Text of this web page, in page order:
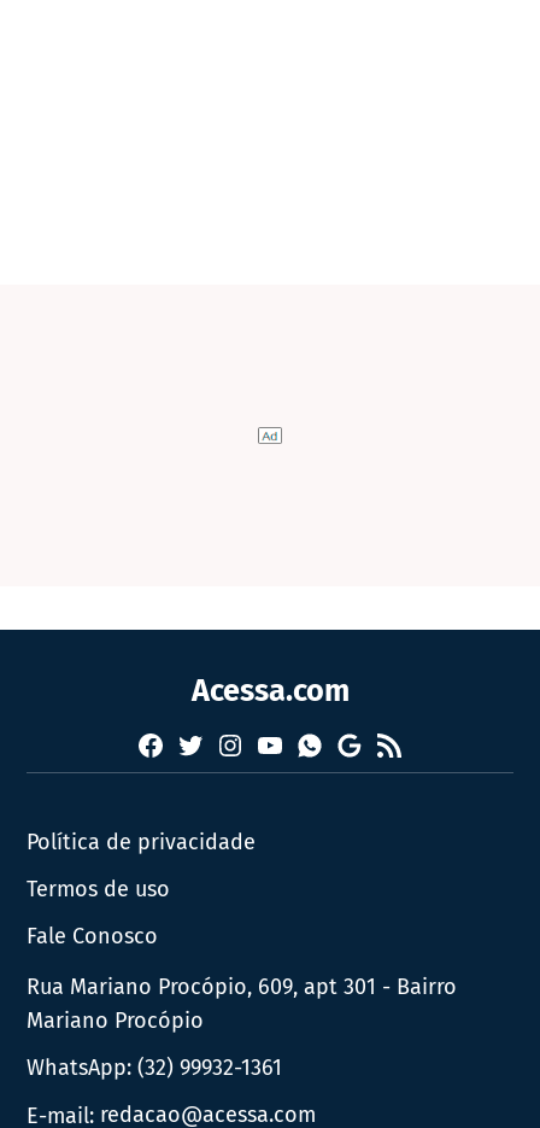
Acessa.com
Facebook
TwitterInstagram
YouTubeWhatsapp
Google
News
RSS
Política de privacidade
Termos de uso
Fale Conosco
Rua Mariano Procópio, 609, apt 301 - Bairro
Mariano Procópio
WhatsApp:(32) 99932-1361
E-mail: redacao@acessa.com